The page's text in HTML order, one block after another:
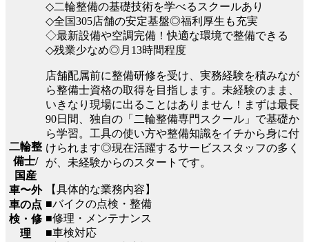
二輪整
備士/
国産
車〜外
車の点
検・修
理
◇二輪整備の基礎技術を学べるスクールあり
◇全国305店舗の安定基盤◎福利厚生も充実
◇最新設備や空調完備！快適な環境で整備できる
◇残業少なめ◎月13時間程度
店舗配属前に整備研修を受け、実務経験を積みなが
ら整備士資格の取得を目指します。未経験のまま、
いきなり現場に出ることはありません！まずは最長
90日間、独自の「二輪整備専門スクール」で基礎か
ら学習。工具の使い方や整備知識をイチから身に付
けられます◎現在活躍するサービススタッフの多く
が、未経験からのスタートです。
【具体的な業務内容】
■バイクの点検・整備
■修理・メンテナンス
■車検対応